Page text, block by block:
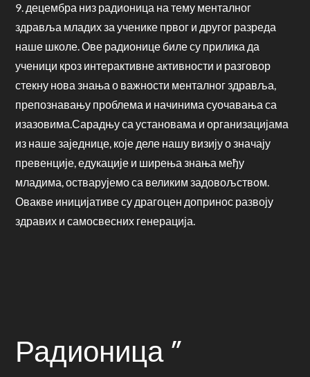
9. децембра низ радионица на тему менталног
здравља младих за ученике првог и другог разреда
наше школе. Ове радионице биле су прилика да
ученици кроз интерактивне активности и разговор
стекну нова знања о важности менталног здравља,
препознавању проблема и начинима суочавања са
изазовима.Сарадњу са установама и организацијама
из наше заједнице, које деле нашу визију о значају
превенције, едукације и ширења знања међу
младима, остварујемо са великим задовољством.
Овакве иницијативе су драгоцен допринос развоју
здравих и самосвесних генерација.
Радионица ”